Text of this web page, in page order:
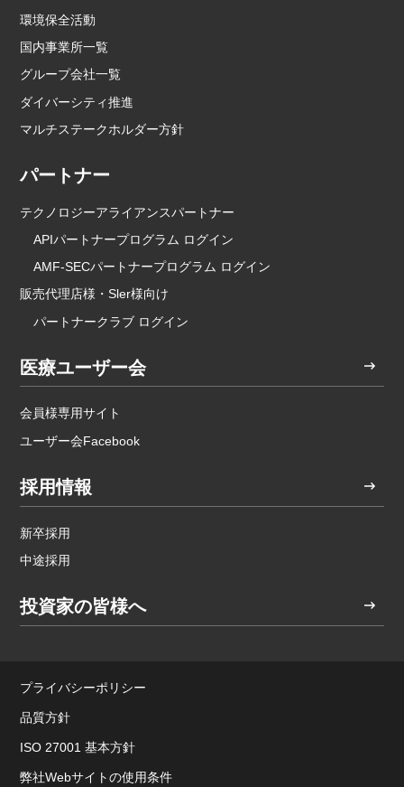
環境保全活動
国内事業所一覧
グループ会社一覧
ダイバーシティ推進
マルチステークホルダー方針
パートナー
テクノロジーアライアンスパートナー
APIパートナープログラム ログイン
AMF-SECパートナープログラム ログイン
販売代理店様・Sler様向け
パートナークラブ ログイン
医療ユーザー会
会員様専用サイト
ユーザー会Facebook
採用情報
新卒採用
中途採用
投資家の皆様へ
プライバシーポリシー
品質方針
ISO 27001 基本方針
弊社Webサイトの使用条件